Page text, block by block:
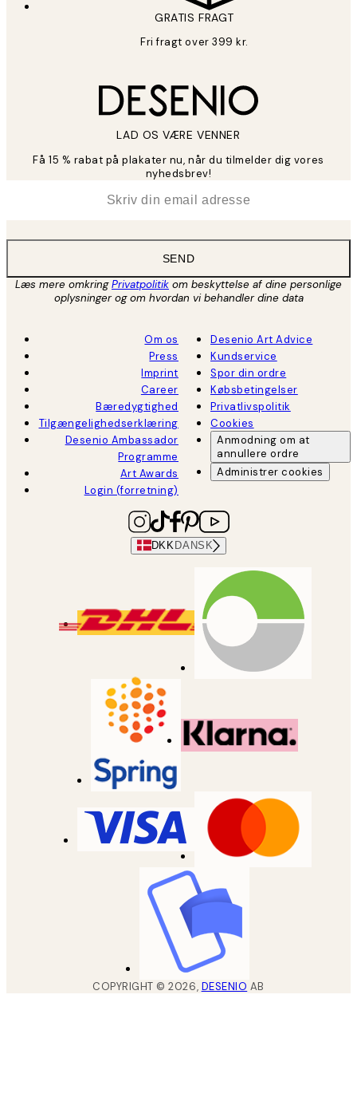
GRATIS FRAGT
Fri fragt over 399 kr.
LAD OS VÆRE VENNER
Få 15 % rabat på plakater nu, når du tilmelder dig vores
nyhedsbrev!
SEND
Læs mere omkringPrivatpolitik om beskyttelse af dine personlige
oplysninger og om hvordan vi behandler dine data
Om os
Press
Imprint
Career
Bæredygtighed
Tilgængelighedserklæring
Desenio Ambassador
Programme
Art Awards
Login (forretning)
Desenio Art Advice
Kundservice
Spor din ordre
Købsbetingelser
Privatlivspolitik
Cookies
Anmodning om at
annullere ordre
Administrer cookies
DKK DANSK
COPYRIGHT ©2026, DESENIO AB